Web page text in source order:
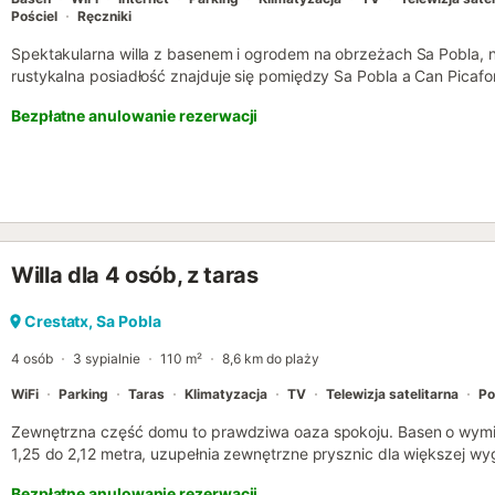
Pościel
Ręczniki
Spektakularna willa z basenem i ogrodem na obrzeżach Sa Pobla,
rustykalna posiadłość znajduje się pomiędzy Sa Pobla a Can
kamienną fasadą i jest urządzony tradycyjnymi meblami. W pełni
idealny do cieszenia się relaksującym rodzinnym wypoczynkiem.
wspaniały ogród z drzewami oliwnymi i naturalną trawą otaczający
do relaksu i ochłody, oraz kilka umeblowanych tarasów,
wspaniałą pogodą, jaką oferuje wyspa. Ta wspaniała posiadłość
restauracje. Zjedzenie posiłku w jednym z tych lokali i
cotygodniowy targ, gdzie znajdziesz świeże owoce i warzywa,
rodziny, a w s...
Bezpłatne anulowanie rezerwacji
Willa dla 4 osób, z taras
Crestatx, Sa Pobla
4 osób 3 sypialnie 110 m² 8,6 km do plaży
WiFi Parking Taras Klimatyzacja TV Telewizja satelitarna
Zewnętrzna część domu to prawdziwa oaza spokoju. Basen o
1,25 do 2,12 metra, uzupełnia zewnętrzne prysznic dla większej